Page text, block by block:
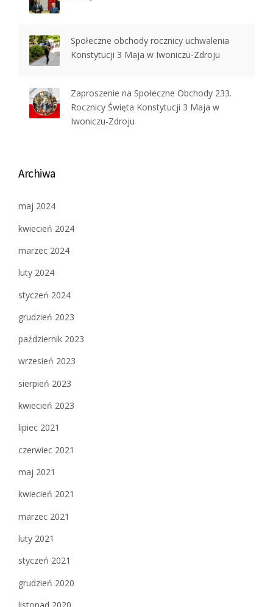
Społeczne obchody rocznicy uchwalenia
Konstytucji 3 Maja w Iwoniczu-Zdroju
Zaproszenie na Społeczne Obchody 233.
Rocznicy Święta Konstytucji 3 Maja w
Iwoniczu-Zdroju
Archiwa
maj 2024
kwiecień 2024
marzec 2024
luty 2024
styczeń 2024
grudzień 2023
październik 2023
wrzesień 2023
sierpień 2023
kwiecień 2023
lipiec 2021
czerwiec 2021
maj 2021
kwiecień 2021
marzec 2021
luty 2021
styczeń 2021
grudzień 2020